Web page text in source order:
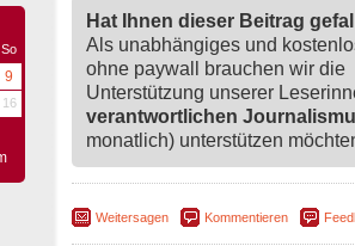
So
9
16
Hat Ihnen dieser Beitrag
Als unabhängiges und
ohne paywall brauchen wir die
Unterstützung unserer
verantwortlichen
monatlich) unterstützen
Weitersagen Kommentieren